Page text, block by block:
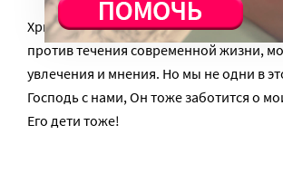
Христианство всегда и во все времена
против течения современной жизни,
увлечения и мнения. Но мы не одни в
Господь с нами, Он тоже заботится о
Его дети тоже!